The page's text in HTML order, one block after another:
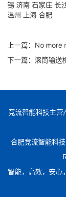
锡 济南 石家庄 长
温州
上海 合肥
上一篇： No more
下一篇： 滚筒输送
竞流智能科技主营
合肥竞流智能科
智能，高效，安心